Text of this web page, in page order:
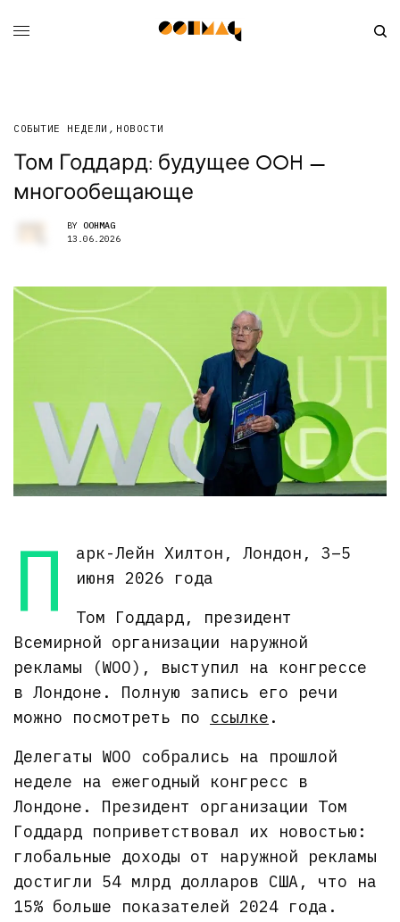
СОБЫТИЕ НЕДЕЛИ , НОВОСТИ
Том Годдард: будущее OOH —
многообещающе
BY OOHMAG
13.06.2026
П
арк-Лейн Хилтон, Лондон, 3–5
июня 2026 года
Том Годдард, президент
Всемирной организации наружной
рекламы (WOO), выступил на конгрессе
в Лондоне. Полную запись его речи
можно посмотреть по ссылке .
Делегаты WOO собрались на прошлой
неделе на ежегодный конгресс в
Лондоне. Президент организации Том
Годдард поприветствовал их новостью:
глобальные доходы от наружной рекламы
достигли 54 млрд долларов США, что на
15% больше показателей 2024 года.